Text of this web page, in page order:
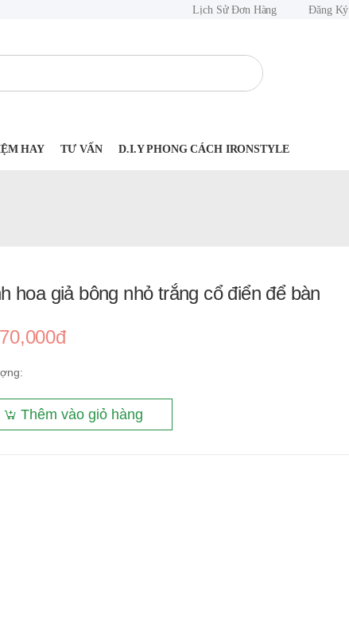
Lịch Sử Đơn Hàng Đăng Ký
HAY TƯ VẤN D.I.Y PHONG CÁCH IRONSTYLE
hoa giả bông nhỏ trắng cổ điển để bàn
Thêm vào giỏ hàng